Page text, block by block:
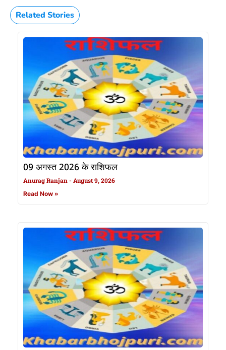
Related Stories
09 अगस्त 2026 के राशिफल
Anurag Ranjan August 9, 2026
Read Now »